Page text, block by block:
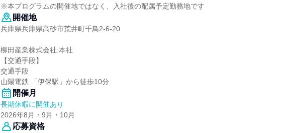
※本プログラムの開催地ではなく、入社後の配属予定勤務地です
開催地
兵庫県兵庫県高砂市荒井町千鳥2-6-20
柳田産業株式会社:本社
【交通手段】
交通手段
山陽電鉄 「伊保駅」から徒歩10分
開催月
長期休暇に開催あり
2026年8月・9月・10月
応募資格